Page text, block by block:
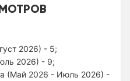
2026) - 5;
2026) - 9;
(Май 2026 - Июль 2026) -